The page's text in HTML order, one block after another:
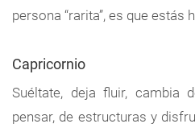
persona “rarita”, es que estás
Capricornio
Suéltate, deja fluir, cambia
pensar, de estructuras y